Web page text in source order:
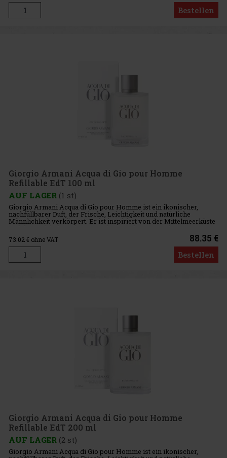
Bestellen
Giorgio Armani Acqua di Gio pour Homme
Refillable EdT 100 ml
AUF LAGER (1 st)
Giorgio Armani Acqua di Gio pour Homme ist ein ikonischer,
nachfüllbarer Duft, der Frische, Leichtigkeit und natürliche
Männlichkeit verkörpert. Er ist inspiriert von der Mittelmeerküste
und der Verbindung des Menschen mit der Natur. Diese Herren-
Eau
73.02€ ohne VAT 88.35 €
Bestellen
Giorgio Armani Acqua di Gio pour Homme
Refillable EdT 200 ml
AUF LAGER (2 st)
Giorgio Armani Acqua di Gio pour Homme ist ein ikonischer,